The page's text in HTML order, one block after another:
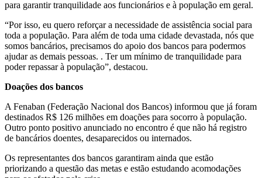
para garantir tranquilidade aos funcionários e à população em geral.
“Por isso, eu quero reforçar a necessidade de assistência social para
toda a população. Para além de toda uma cidade devastada, nós que
somos bancários, precisamos do apoio dos bancos para podermos
ajudar as demais pessoas. . Ter um mínimo de tranquilidade para
poder repassar à população”, destacou.
Doações dos bancos
A Fenaban (Federação Nacional dos Bancos) informou que já foram
destinados R$ 126 milhões em doações para socorro à população.
Outro ponto positivo anunciado no encontro é que não há registro
de bancários doentes, desaparecidos ou internados.
Os representantes dos bancos garantiram ainda que estão
priorizando a questão das metas e estão estudando acomodações